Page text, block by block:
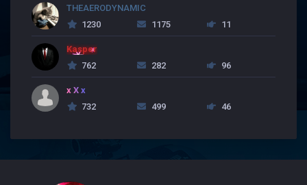
THEAERODYNAMIC
1230
1175 11
Kasper
762
282 96
x X x
732
499 46